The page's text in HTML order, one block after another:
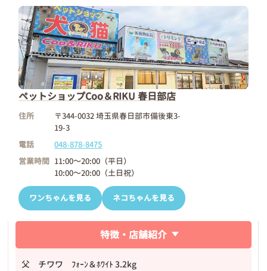
ペットショップCoo＆RIKU 春日部店
住所
〒344-0032 埼玉県春日部市備後東3-
19-3
電話
048-878-8475
営業時間 11:00～20:00（平日）
10:00～20:00（土日祝）
ワンちゃんを見る ネコちゃんを見る
特徴・店舗紹介
父 チワワ ﾌｫｰﾝ＆ﾎﾜｲﾄ 3.2kg